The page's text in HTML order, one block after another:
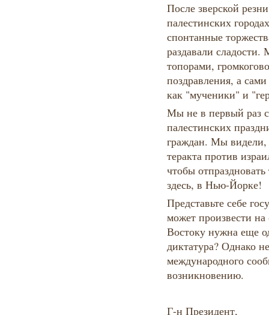
После зверской
палестинских
спонтанные
раздавали
топорами,
поздравления, а
как "мученики" и
Мы не в первый раз
палестинских
граждан. Мы видели,
теракта против
чтобы отпраздновать
здесь, в Нью-Йорке!
Представьте себе
может произвести
Востоку нужна еще
диктатура? Однако
международного
возникновению.
Г-н Президент,